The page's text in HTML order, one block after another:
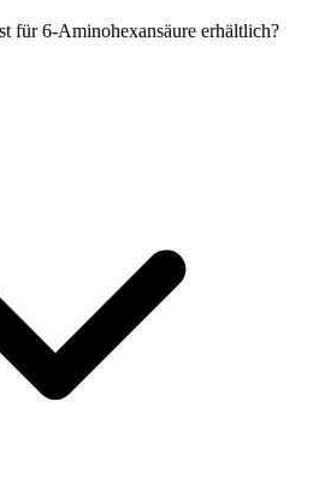
für 6-Aminohexansäure erhältlich?